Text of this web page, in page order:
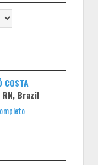
COSTA
Brazil